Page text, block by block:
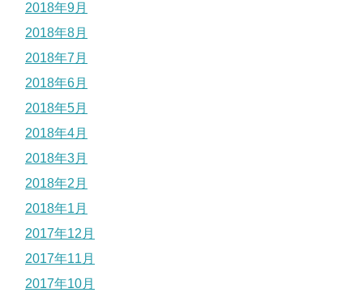
2018年9月
2018年8月
2018年7月
2018年6月
2018年5月
2018年4月
2018年3月
2018年2月
2018年1月
2017年12月
2017年11月
2017年10月